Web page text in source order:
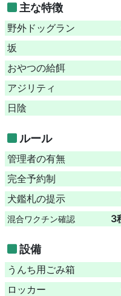
主な特徴
野外ドッグラン
坂
おやつの給餌
アジリティ
日陰
ルール
管理者の有無
完全予約制
犬鑑札の提示
混合ワクチン確認 3
設備
うんち用ごみ箱
ロッカー